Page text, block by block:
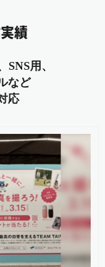
績
用、
など
応